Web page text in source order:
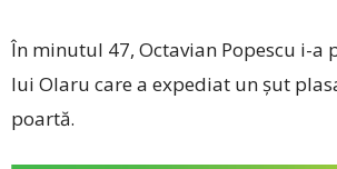
În minutul 47, Octavian Popescu i-a
lui Olaru care a expediat un șut
poartă.